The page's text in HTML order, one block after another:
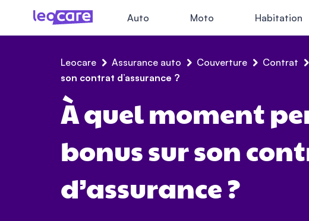
Auto Moto Habitation
Leocare Assurance auto Couverture Contrat
son contrat d’assurance ?
À quel moment
bonus sur son
d’assurance ?